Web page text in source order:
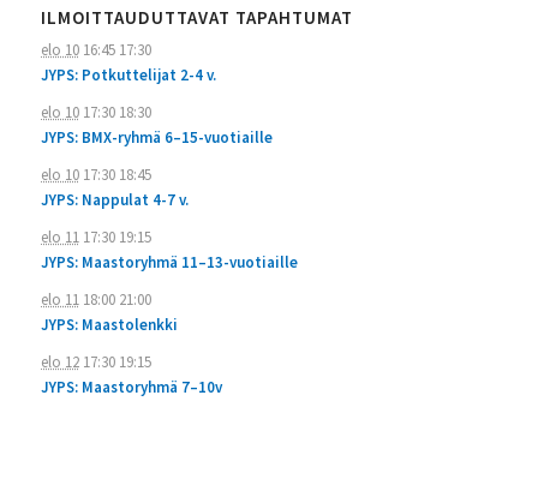
ILMOITTAUDUTTAVAT TAPAHTUMAT
elo 1016:45 17:30
JYPS: Potkuttelijat 2-4 v.
elo 1017:30 18:30
JYPS: BMX-ryhmä 6–15-vuotiaille
elo 1017:30 18:45
JYPS: Nappulat 4-7 v.
elo 1117:30 19:15
JYPS: Maastoryhmä 11–13-vuotiaille
elo 1118:00 21:00
JYPS: Maastolenkki
elo 1217:30 19:15
JYPS: Maastoryhmä 7–10v